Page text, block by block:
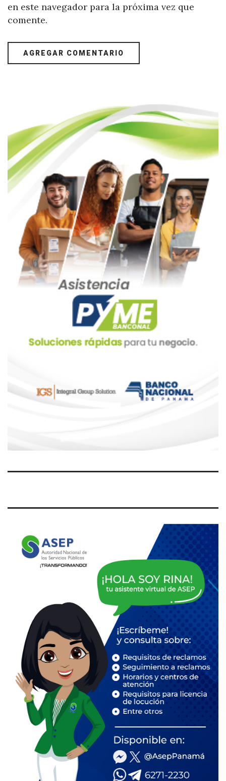
en este navegador para la próxima vez que
comente.